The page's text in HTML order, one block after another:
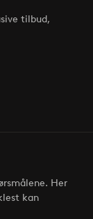
tilbud,
Her
kan